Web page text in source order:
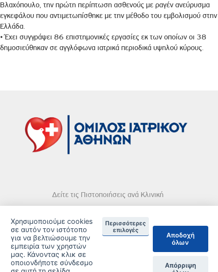
Βλαχόπουλο, την πρώτη περίπτωση ασθενούς με ραγέν ανεύρυσμα
εγκεφάλου που αντιμετωπίσθηκε με την μέθοδο του εμβολισμού στην
Ελλάδα.
• Έχει συγγράψει 86 επιστημονικές εργασίες εκ των οποίων οι 38
δημοσιεύθηκαν σε αγγλόφωνα ιατρικά περιοδικά υψηλού κύρους.
Δείτε τις Πιστοποιήσεις ανά Κλινική
© 2026 Copyright © Iatriko.gr | Powered by Aboutnet
Χρησιμοποιούμε cookies
σε αυτόν τον ιστότοπο
για να βελτιώσουμε την
εμπειρία των χρηστών
μας. Κάνοντας κλικ σε
οποιονδήποτε σύνδεσμο
Περισσότερες
επιλογές
Αποδοχή
όλων
Απόρριψη